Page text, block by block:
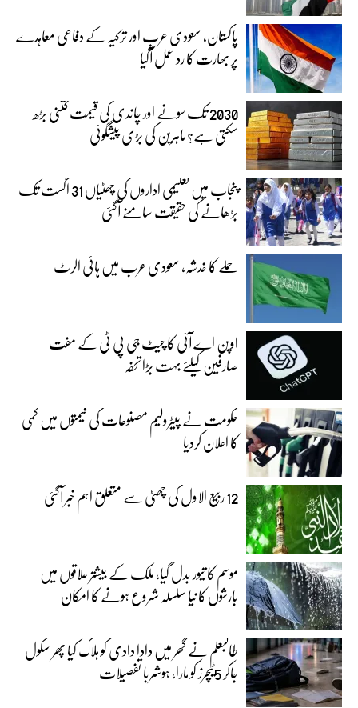
پاکستان، سعودی عرب اور ترکیہ کے دفاعی معاہدے
پر بھارت کا رد عمل آگیا
2030 تک سونے اور چاندی کی قیمت کتنی بڑھ
سکتی ہے؟ ماہرین کی بڑی پیشگوئی
پنجاب میں تعلیمی اداروں کی چھٹیاں 31 اگست تک
بڑھانے کی حقیقت سامنے آگئی
حملے کا خدشہ، سعودی عرب میں ہائی الرٹ
اوپن اے آئی کا چیٹ جی پی ٹی کے مفت
صارفین کیلئے بہت بڑا تحفہ
حکومت نے پیٹرولیم مصنوعات کی قیمتوں میں کمی
کا اعلان کردیا
12 ربیع الاول کی چھٹی سے متعلق اہم خبر آگئی
موسم کا تیور بدل گیا، ملک کے بیشتر علاقوں میں
بارشوں کا نیا سلسلہ شروع ہونے کا امکان
طالبعلم نے گھر میں دادا دادی کو ہلاک کیا پھر سکول
جاکر 5ٹیچرز کو مارا، ہوشربا تفصیلات